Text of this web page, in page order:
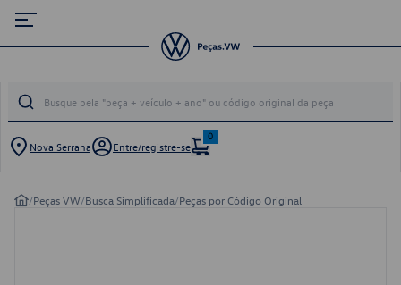
Nova Serrana Entre/registre-se
0
/Peças VW/Busca Simplificada/Peças por Código Original